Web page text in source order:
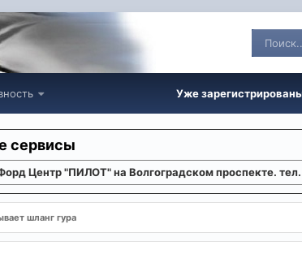
Уже
сервисы
Центр "ПИЛОТ" на Волгоградском проспекте.
шланг гура